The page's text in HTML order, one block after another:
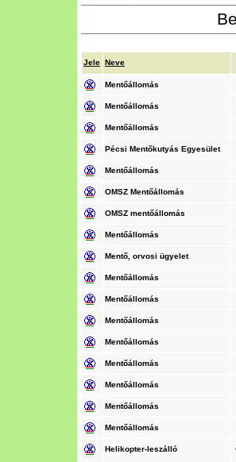
Jele Neve
Mentőállomás
Mentőállomás
Mentőállomás
Pécsi Mentőkutyás Egyesület
Mentőállomás
OMSZ Mentőállomás
OMSZ mentőállomás
Mentőállomás
Mentő, orvosi ügyelet
Mentőállomás
Mentőállomás
Mentőállomás
Mentőállomás
Mentőállomás
Mentőállomás
Mentőállomás
Mentőállomás
Helikopter-leszálló